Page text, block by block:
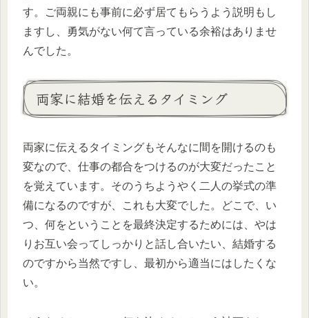
す。ご両親にも事前に必ず居てもらうよう説明もし
ますし、勇気がない何て言っている余裕はありませ
んでした。
両家に結婚を伝えるタイミング
両家に伝えるタイミングもそんなに間を開けるのも
変なので、仕事の都合をつけるのが大変だったこと
を覚えています。そのうちようやく二人の挙式の準
備になるのですが、これも大変でした。どこで、い
つ、何をということを最終決定するためには、やは
りお互い会ってしっかりと話し合いたい、結婚する
のですから当然ですし、最初から適当にはしたくな
い。